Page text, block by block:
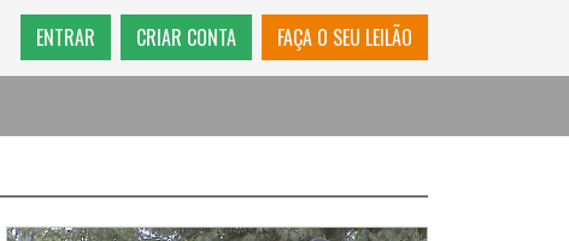
ENTRAR CRIAR CONTA FAÇA O SEU LEILÃO